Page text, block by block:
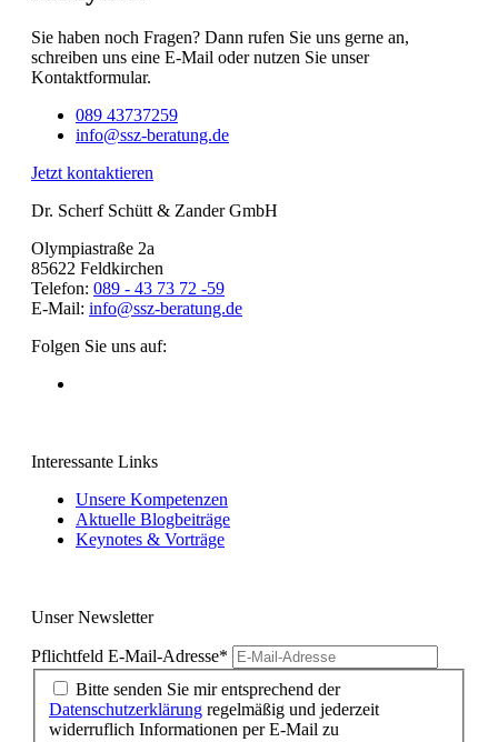
Sie haben noch Fragen? Dann rufen Sie uns gerne an,
schreiben uns eine E-Mail oder nutzen Sie unser
Kontaktformular.
089 43737259
info@ssz-beratung.de
Jetzt kontaktieren
Dr. Scherf Schütt & Zander GmbH
Olympiastraße 2a
85622 Feldkirchen
Telefon: 089 - 43 73 72 -59
E-Mail: info@ssz-beratung.de
Folgen Sie uns auf:
Interessante Links
Unsere Kompetenzen
Aktuelle Blogbeiträge
Keynotes & Vorträge
Unser Newsletter
Pflichtfeld E-Mail-Adresse*
Bitte senden Sie mir entsprechend der
Datenschutzerklärung regelmäßig und jederzeit
widerruflich Informationen per E-Mail zu